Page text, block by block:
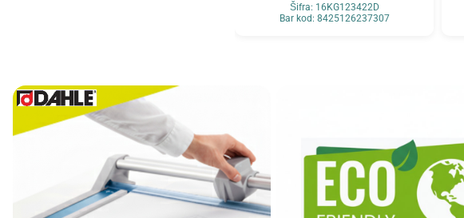
Renz
Retype
Ridgeback
Scotch
Skullcandy
Smartbox Pro
Solali
Speed Link
Šifra: 16KG123422D
Bar kod: 8425126237307